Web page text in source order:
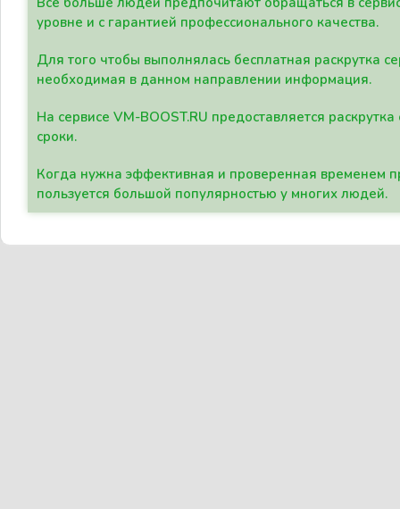
уровне и с гарантией профессионального качества.
Для того чтобы выполнялась бесплатная раскрутка
необходимая в данном направлении информация.
На сервисе VM-BOOST.RU предоставляется
сроки.
Когда нужна эффективная и проверенная временем
пользуется большой популярностью у многих людей.